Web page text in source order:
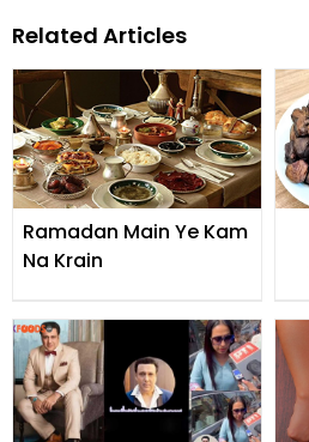
Related Articles
Ramadan Main Ye Kam
Na Krain